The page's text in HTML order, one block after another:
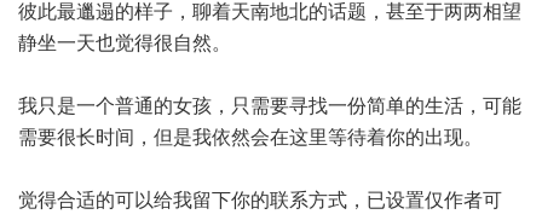
彼此最邋遢的样子，聊着天南地北的话题，甚至于两两相望
静坐一天也觉得很自然。
我只是一个普通的女孩，只需要寻找一份简单的生活，可能
需要很长时间，但是我依然会在这里等待着你的出现。
觉得合适的可以给我留下你的联系方式，已设置仅作者可